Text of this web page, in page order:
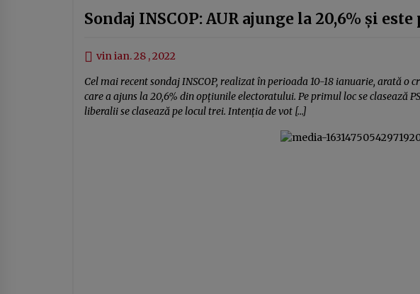
Sondaj INSCOP: AUR ajunge la 20,6% și
vin ian. 28 , 2022
Cel mai recent sondaj INSCOP, realizat în perioada 10-18 ianuarie, arată o
care a ajuns la 20,6% din opțiunile electoratului. Pe primul loc se clasează
liberalii se clasează pe locul trei. Intenția de vot […]